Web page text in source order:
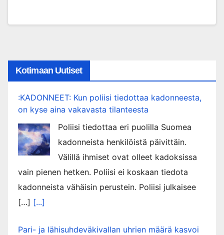
Kotimaan Uutiset
:KADONNEET: Kun poliisi tiedottaa kadonneesta,
on kyse aina vakavasta tilanteesta
Poliisi tiedottaa eri puolilla Suomea
kadonneista henkilöistä päivittäin.
Välillä ihmiset ovat olleet kadoksissa
vain pienen hetken. Poliisi ei koskaan tiedota
kadonneista vähäisin perustein. Poliisi julkaisee
[…] [...]
Pari- ja lähisuhdeväkivallan uhrien määrä kasvoi